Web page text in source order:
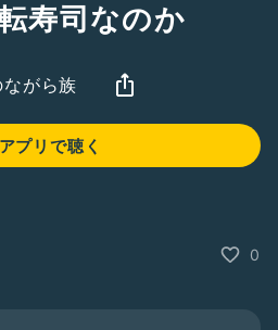
寿司なのか
がら族
アプリで聴く
0